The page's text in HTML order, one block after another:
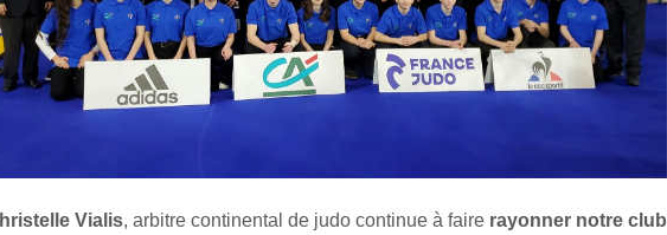
Vialis, arbitre continental de judo continue à faire rayonner notre club